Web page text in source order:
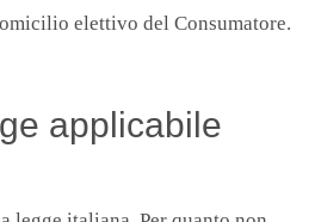
elettivo del Consumatore.
applicabile